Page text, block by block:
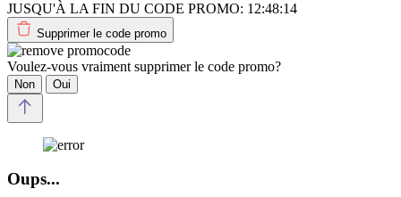
JUSQU'À LA FIN DU CODE PROMO: 12:48:14
Supprimer le code promo
Voulez-vous vraiment supprimer le code promo?
Non Oui
Oups...